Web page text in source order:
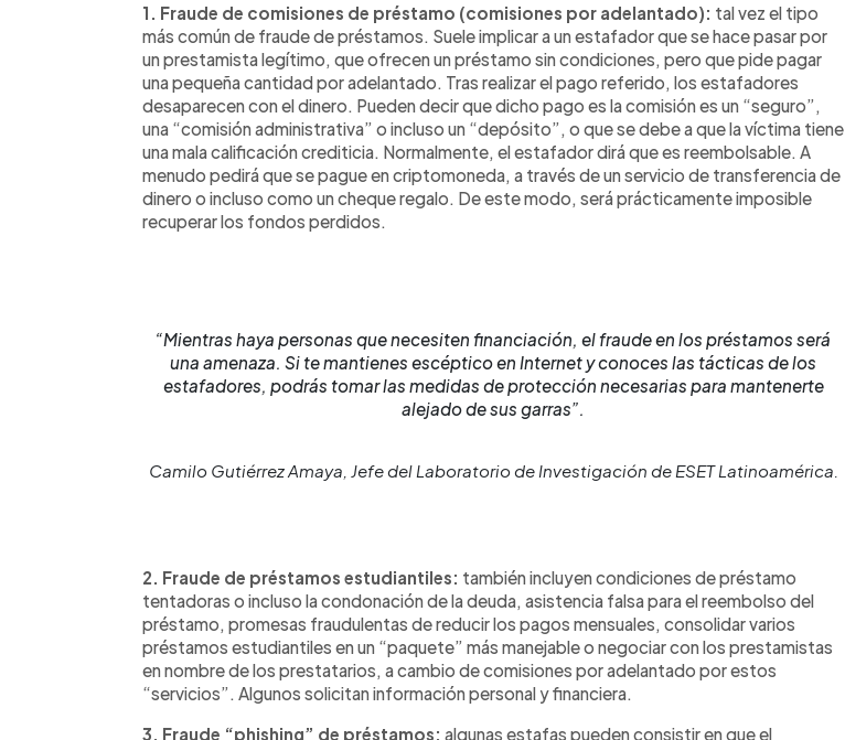
1. Fraude de comisiones de préstamo (comisiones por adelantado): tal vez el tipo
más común de fraude de préstamos. Suele implicar a un estafador que se hace pasar por
un prestamista legítimo, que ofrecen un préstamo sin condiciones, pero que pide pagar
una pequeña cantidad por adelantado. Tras realizar el pago referido, los estafadores
desaparecen con el dinero. Pueden decir que dicho pago es la comisión es un “seguro”,
una “comisión administrativa” o incluso un “depósito”, o que se debe a que la víctima tiene
una mala calificación crediticia. Normalmente, el estafador dirá que es reembolsable. A
menudo pedirá que se pague en criptomoneda, a través de un servicio de transferencia de
dinero o incluso como un cheque regalo. De este modo, será prácticamente imposible
recuperar los fondos perdidos.
“Mientras haya personas que necesiten financiación, el fraude en los préstamos será
una amenaza. Si te mantienes escéptico en Internet y conoces las tácticas de los
estafadores, podrás tomar las medidas de protección necesarias para mantenerte
alejado de sus garras”.
Camilo Gutiérrez Amaya, Jefe del Laboratorio de Investigación de ESET Latinoamérica.
2. Fraude de préstamos estudiantiles: también incluyen condiciones de préstamo
tentadoras o incluso la condonación de la deuda, asistencia falsa para el reembolso del
préstamo, promesas fraudulentas de reducir los pagos mensuales, consolidar varios
préstamos estudiantiles en un “paquete” más manejable o negociar con los prestamistas
en nombre de los prestatarios, a cambio de comisiones por adelantado por estos
“servicios”. Algunos solicitan información personal y financiera.
3. Fraude “phishing” de préstamos: algunas estafas pueden consistir en que el